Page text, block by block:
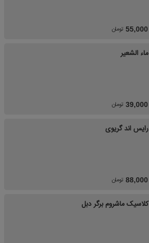
55,000 تومان
ماء الشعیر
39,000 تومان
رایس اند گریوی
88,000 تومان
کلاسیک ماشروم برگر دبل